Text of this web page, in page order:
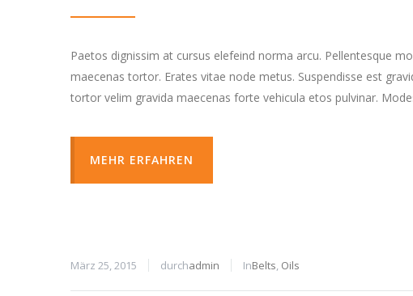
Paetos dignissim at cursus elefeind norma arcu. Pellentesque
maecenas tortor. Erates vitae node metus. Suspendisse est
tortor velim gravida maecenas forte vehicula etos pulvinar.
MEHR ERFAHREN
März 25, 2015 durchadmin InBelts, Oils